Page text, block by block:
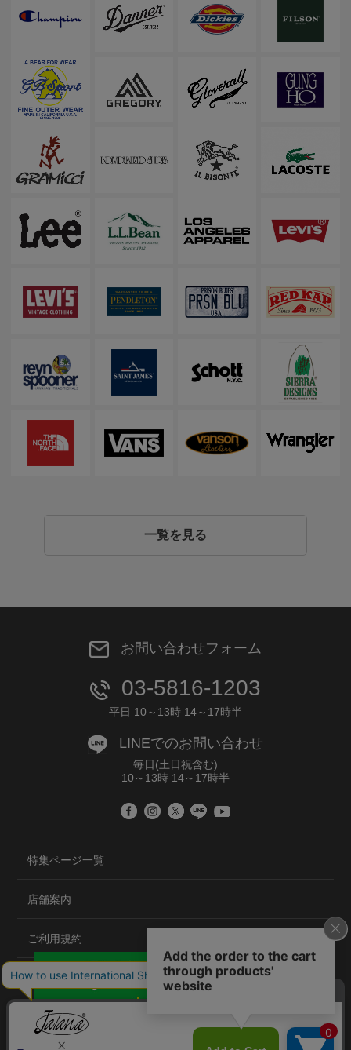
一覧を見る
お問い合わせフォーム
03-5816-1203
平日 10～13時 14～17時半
LINEでのお問い合わせ
毎日(土日祝含む)
10～13時 14～17時半
特集ページ一覧
店舗案内
ご利用規約
プライバシーポリシー
特定商取引法について